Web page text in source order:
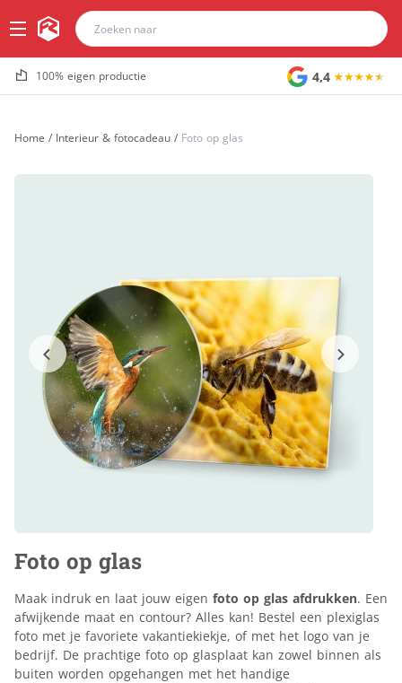
100% eigen productie 4,4
Home / Interieur & fotocadeau / Foto op glas
Foto op glas
Maak indruk en laat jouw eigen foto op glas afdrukken. Een
afwijkende maat en contour? Alles kan! Bestel een plexiglas
foto met je favoriete vakantiekiekje, of met het logo van je
bedrijf. De prachtige foto op glasplaat kan zowel binnen als
buiten worden opgehangen met het handige